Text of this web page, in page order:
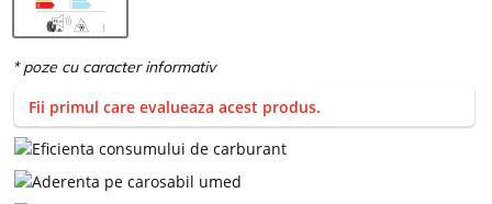
Fii primul care evalueaza acest produs.